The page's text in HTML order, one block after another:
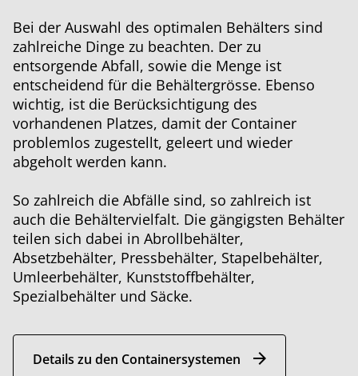
Bei der Auswahl des optimalen Behälters sind
zahlreiche Dinge zu beachten. Der zu
entsorgende Abfall, sowie die Menge ist
entscheidend für die Behältergrösse. Ebenso
wichtig, ist die Berücksichtigung des
vorhandenen Platzes, damit der Container
problemlos zugestellt, geleert und wieder
abgeholt werden kann.
So zahlreich die Abfälle sind, so zahlreich ist
auch die Behältervielfalt. Die gängigsten Behälter
teilen sich dabei in Abrollbehälter,
Absetzbehälter, Pressbehälter, Stapelbehälter,
Umleerbehälter, Kunststoffbehälter,
Spezialbehälter und Säcke.
Details zu den Containersystemen